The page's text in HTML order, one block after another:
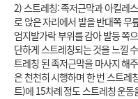
2) 스트레칭: 족저근막과 아킬레
로 앉은 자리에서 발을 반대쪽 무
엄지발가락 부위를 감아 발등 쪽
단하게 스트레칭되는 것을 느낄
트레칭 된 족저근막을 마사지 해
은 천천히 시행하며 한 번 스트레
트)에 15차례 정도 스트레칭 운동